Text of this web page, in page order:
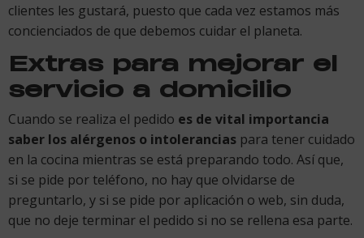
clientes les gustará, puesto que cada vez estamos más
concienciados de que debemos cuidar el planeta.
Extras para mejorar el
servicio a domicilio
Cuando se realiza el pedido es de vital importancia
saber los alérgenos o intolerancias para tener cuidado
en la cocina mientras se está preparando todo. Así que,
si se pide por teléfono, no hay que olvidarse de
preguntarlo, y si se pide por aplicación o web, sin duda,
que no deje terminar el pedido si no se rellena esa parte.